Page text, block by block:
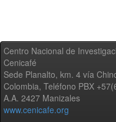
Centro Nacional de
Cenicafé
Sede Planalto, km. 4 vía
Colombia, Teléfono PBX
A.A. 2427 Manizales
www.cenicafe.org